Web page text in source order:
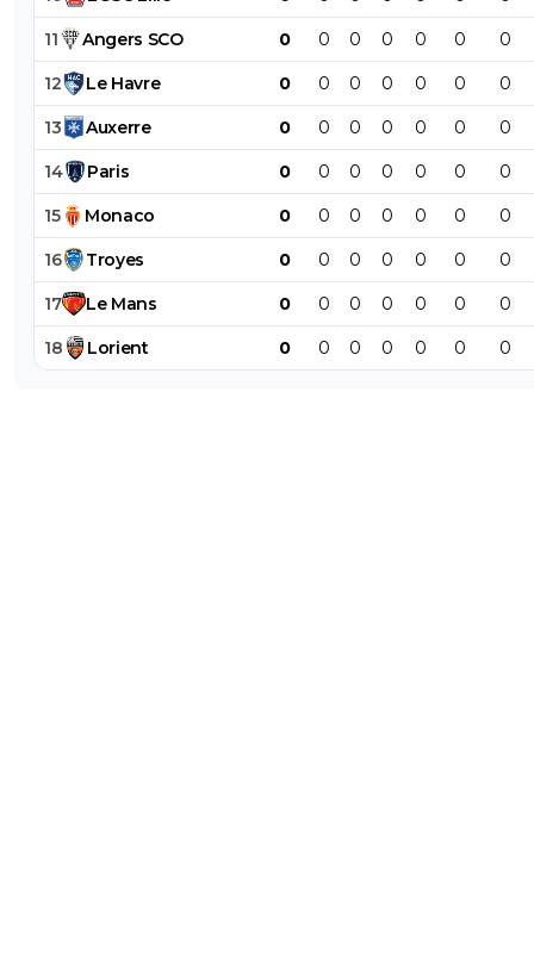
11 Angers SCO 0 0 0 0 0 0 0
12 Le Havre 0 0 0 0 0 0 0
13 Auxerre 0 0 0 0 0 0 0
14 Paris 0 0 0 0 0 0 0
15 Monaco 0 0 0 0 0 0 0
16 Troyes 0 0 0 0 0 0 0
17 Le Mans 0 0 0 0 0 0 0
18 Lorient 0 0 0 0 0 0 0